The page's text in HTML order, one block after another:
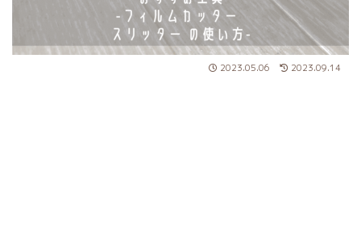
2023.05.06 2023.09.14